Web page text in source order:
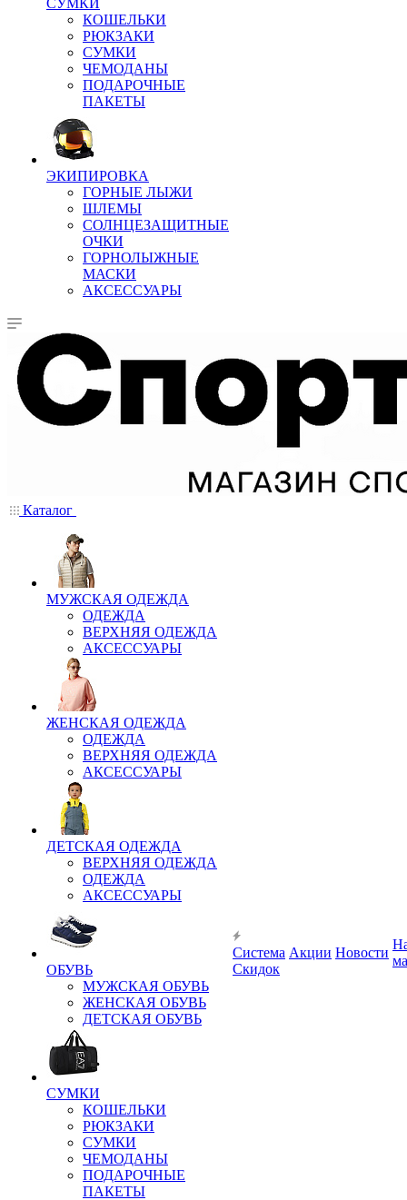
СУМКИ
КОШЕЛЬКИ
РЮКЗАКИ
СУМКИ
ЧЕМОДАНЫ
ПОДАРОЧНЫЕ
ПАКЕТЫ
ЭКИПИРОВКА
ГОРНЫЕ ЛЫЖИ
ШЛЕМЫ
СОЛНЦЕЗАЩИТНЫЕ
ОЧКИ
ГОРНОЛЫЖНЫЕ
МАСКИ
АКСЕССУАРЫ
Каталог
МУЖСКАЯ ОДЕЖДА
ОДЕЖДА
ВЕРХНЯЯ ОДЕЖДА
АКСЕССУАРЫ
ЖЕНСКАЯ ОДЕЖДА
ОДЕЖДА
ВЕРХНЯЯ ОДЕЖДА
АКСЕССУАРЫ
ДЕТСКАЯ ОДЕЖДА
ВЕРХНЯЯ ОДЕЖДА
ОДЕЖДА
АКСЕССУАРЫ
ОБУВЬ
МУЖСКАЯ ОБУВЬ
ЖЕНСКАЯ ОБУВЬ
ДЕТСКАЯ ОБУВЬ
СУМКИ
КОШЕЛЬКИ
РЮКЗАКИ
СУМКИ
ЧЕМОДАНЫ
ПОДАРОЧНЫЕ
ПАКЕТЫ
Система
Скидок
Акции Новости